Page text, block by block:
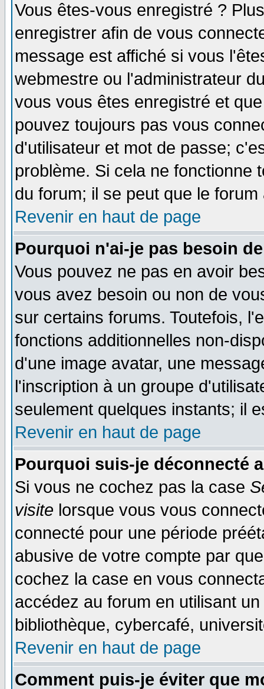
Vous êtes-vous enregistré ?
enregistrer afin de vous
message est affiché si vous
webmestre ou l'administrateur
vous vous êtes enregistré et
pouvez toujours pas vous
d'utilisateur et mot de passe;
problème. Si cela ne fonctionne
du forum; il se peut que le
Revenir en haut de page
Pourquoi n'ai-je pas besoin
Vous pouvez ne pas en avoir
vous avez besoin ou non de
sur certains forums. Toutefois,
fonctions additionnelles non-
d'une image avatar, une
l'inscription à un groupe
seulement quelques instants; il
Revenir en haut de page
Pourquoi suis-je déconnecté
Si vous ne cochez pas la case
visite lorsque vous vous
connecté pour une période
abusive de votre compte par
cochez la case en vous
accédez au forum en utilisant
bibliothèque, cybercafé,
Revenir en haut de page
Comment puis-je éviter que